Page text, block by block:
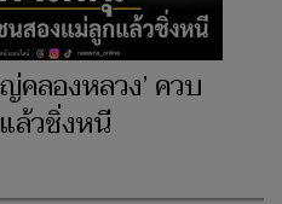
คลองหลวง’ ควบ
ล้วชิ่งหนี